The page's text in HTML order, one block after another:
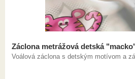
Záclona metrážová detská
Voálová záclona s detským motívom a